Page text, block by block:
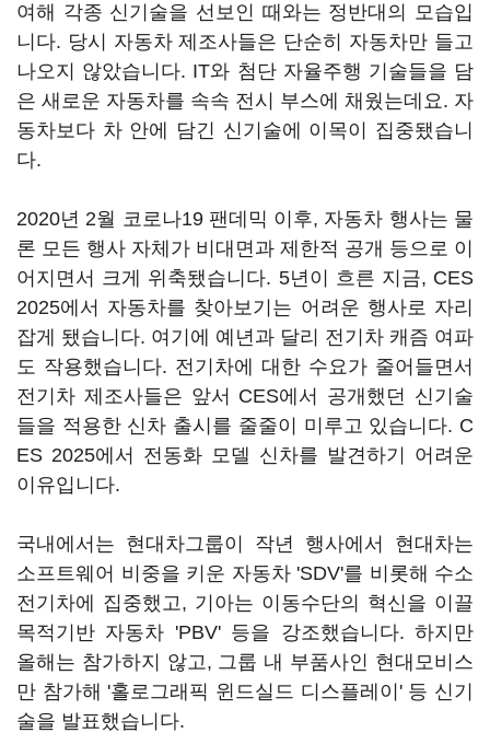
여해 각종 신기술을 선보인 때와는 정반대의 모습입
니다. 당시 자동차 제조사들은 단순히 자동차만 들고
나오지 않았습니다. IT와 첨단 자율주행 기술들을 담
은 새로운 자동차를 속속 전시 부스에 채웠는데요. 자
동차보다 차 안에 담긴 신기술에 이목이 집중됐습니
다.
2020년 2월 코로나19 팬데믹 이후, 자동차 행사는 물
론 모든 행사 자체가 비대면과 제한적 공개 등으로 이
어지면서 크게 위축됐습니다. 5년이 흐른 지금, CES
2025에서 자동차를 찾아보기는 어려운 행사로 자리
잡게 됐습니다. 여기에 예년과 달리 전기차 캐즘 여파
도 작용했습니다. 전기차에 대한 수요가 줄어들면서
전기차 제조사들은 앞서 CES에서 공개했던 신기술
들을 적용한 신차 출시를 줄줄이 미루고 있습니다. C
ES 2025에서 전동화 모델 신차를 발견하기 어려운
이유입니다.
국내에서는 현대차그룹이 작년 행사에서 현대차는
소프트웨어 비중을 키운 자동차 'SDV'를 비롯해 수소
전기차에 집중했고, 기아는 이동수단의 혁신을 이끌
목적기반 자동차 'PBV' 등을 강조했습니다. 하지만
올해는 참가하지 않고, 그룹 내 부품사인 현대모비스
만 참가해 '홀로그래픽 윈드실드 디스플레이' 등 신기
술을 발표했습니다.